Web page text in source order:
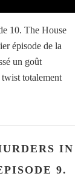
10. The House
épisode de la
un goût
twist totalement
IN
9.